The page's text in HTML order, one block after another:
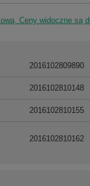
Ceny widoczne są
2016102809890
2016102810148
2016102810155
2016102810162